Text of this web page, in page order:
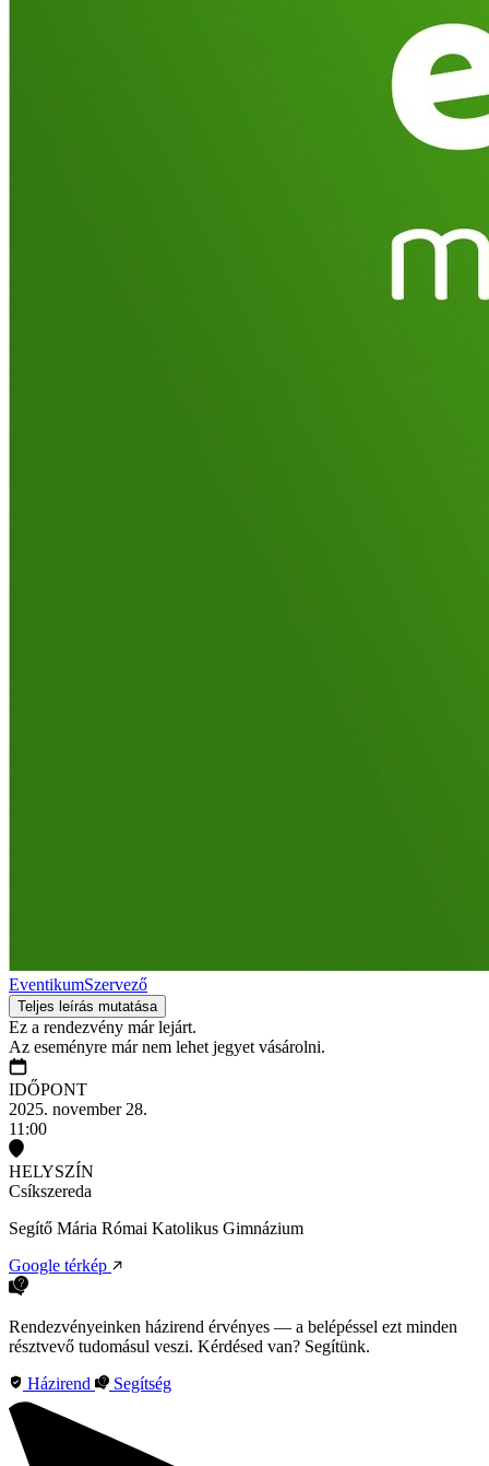
EventikumSzervező
Teljes leírás mutatása
Ez a rendezvény már lejárt.
Az eseményre már nem lehet jegyet vásárolni.
IDŐPONT
2025. november 28.
11:00
HELYSZÍN
Csíkszereda
Segítő Mária Római Katolikus Gimnázium
Google térkép
Rendezvényeinken házirend érvényes — a belépéssel ezt minden
résztvevő tudomásul veszi. Kérdésed van? Segítünk.
Házirend
Segítség